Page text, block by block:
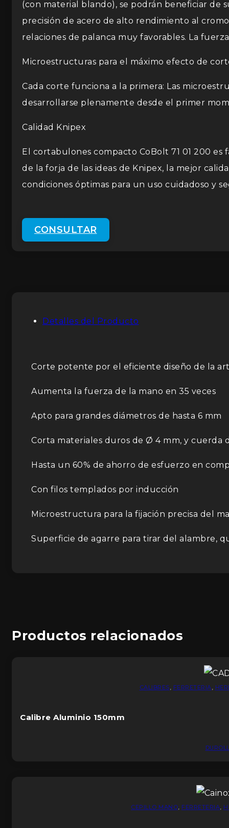
(con material blando), se podrán beneficiar de
precisión de acero de alto rendimiento al
relaciones de palanca muy favorables. La
Microestructuras para el máximo efecto de
Cada corte funciona a la primera: Las
desarrollarse plenamente desde el primer
Calidad Knipex
El cortabulones compacto CoBolt 71 01 200
de la forja de las ideas de Knipex, la mejor
condiciones óptimas para un uso cuidadoso y
CONSULTAR
Detalles del Producto
Corte potente por el eficiente diseño de la
Aumenta la fuerza de la mano en 35 veces
Apto para grandes diámetros de hasta 6 mm
Corta materiales duros de Ø 4 mm, y cuerda
Hasta un 60% de ahorro de esfuerzo en
Con filos templados por inducción
Microestructura para la fijación precisa del
Superficie de agarre para tirar del alambre,
Productos relacionados
CALIBRES, FERRETERIA,
Calibre Aluminio 150mm
CEPILLO MANO, FERRETERIA,